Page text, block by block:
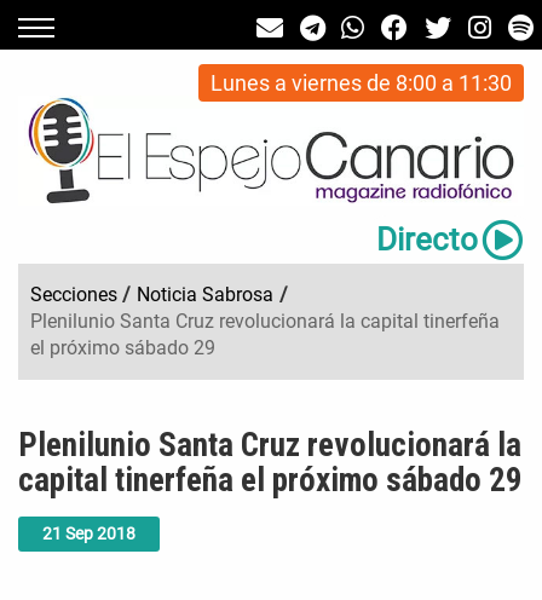
Lunes a viernes de 8:00 a 11:30
Directo
Secciones / Noticia Sabrosa /
Plenilunio Santa Cruz revolucionará la capital tinerfeña
el próximo sábado 29
21 Sep2018
Plenilunio Santa Cruz revolucionará la
capital tinerfeña el próximo sábado 29